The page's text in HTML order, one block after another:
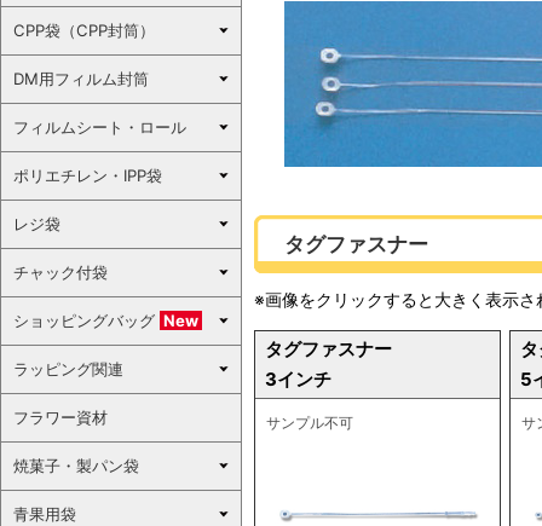
タグファスナー
※画像をクリックすると大きく表示さ
タグファスナー
3インチ
サンプル不可
5
サ
CPP袋（CPP封筒）
DM用フィルム封筒
フィルムシート・ロール
ポリエチレン・IPP袋
レジ袋
チャック付袋
ショッピングバッグ New
ラッピング関連
フラワー資材
焼菓子・製パン袋
青果用袋